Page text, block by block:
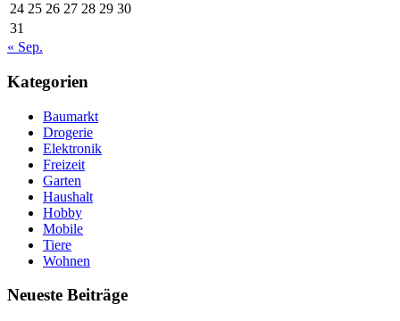
24 25 26 27 28 29 30
31
« Sep.
Kategorien
Baumarkt
Drogerie
Elektronik
Freizeit
Garten
Haushalt
Hobby
Mobile
Tiere
Wohnen
Neueste Beiträge